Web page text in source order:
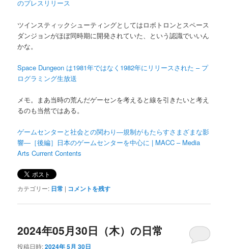
のプレスリリース
ツインスティックシューティングとしてはロボトロンとスペース
ダンジョンがほぼ同時期に開発されていた、という認識でいいん
かな。
Space Dungeon は1981年ではなく1982年にリリースされた – プ
ログラミング生放送
メモ。まあ当時の荒んだゲーセンを考えると線を引きたいと考え
るのも当然ではある。
ゲームセンターと社会との関わり―規制がもたらすさまざまな影
響―［後編］日本のゲームセンターを中心に | MACC – Media
Arts Current Contents
カテゴリー: 日常 | コメントを残す
2024年05月30日（木）の日常
投稿日時:2024年 5月 30日